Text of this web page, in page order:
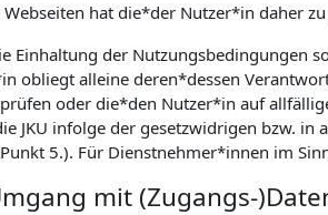
hat die*der Nutzer*in daher
Einhaltung der Nutzungsbedingungen
obliegt alleine deren*dessen
oder die*den Nutzer*in auf
JKU infolge der gesetzwidrigen bzw.
5.). Für Dienstnehmer*innen im
mit (Zugangs-